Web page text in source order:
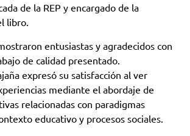
de la REP y encargado de la
libro.
entusiastas y agradecidos con
de calidad presentado.
expresó su satisfacción al ver
mediante el abordaje de
relacionadas con paradigmas
educativo y procesos sociales.